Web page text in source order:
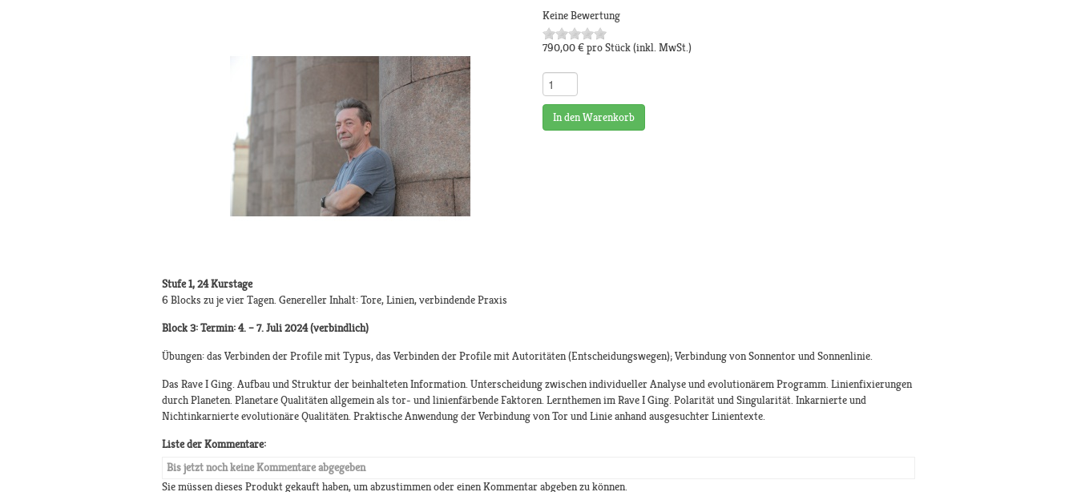
Keine Bewertung
790,00 €pro Stück(inkl. MwSt.)
In den Warenkorb
Stufe 1, 24 Kurstage
6 Blocks zu je vier Tagen. Genereller Inhalt: Tore, Linien, verbindende Praxis
Block 3: Termin: 4. – 7. Juli 2024 (verbindlich)
Übungen: das Verbinden der Profile mit Typus, das Verbinden der Profile mit Autoritäten (Entscheidungswegen); Verbindung von Sonnentor und Sonnenlinie.
Das Rave I Ging. Aufbau und Struktur der beinhalteten Information. Unterscheidung zwischen individueller Analyse und evolutionärem Programm. Linienfixierungen
durch Planeten. Planetare Qualitäten allgemein als tor- und linienfärbende Faktoren. Lernthemen im Rave I Ging. Polarität und Singularität. Inkarnierte und
Nichtinkarnierte evolutionäre Qualitäten. Praktische Anwendung der Verbindung von Tor und Linie anhand ausgesuchter Linientexte.
Liste der Kommentare:
Bis jetzt noch keine Kommentare abgegeben
Sie müssen dieses Produkt gekauft haben, um abzustimmen oder einen Kommentar abgeben zu können.